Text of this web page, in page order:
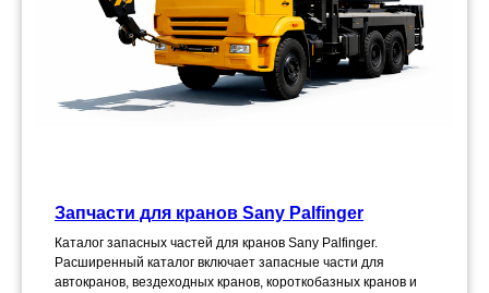
Запчасти для кранов Sany Palfinger
Каталог запасных частей для кранов Sany Palfinger.
Расширенный каталог включает запасные части для
автокранов, вездеходных кранов, короткобазных кранов и